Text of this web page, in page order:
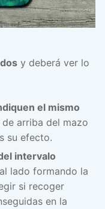
y deberá ver lo
el mismo
arriba del mazo
su efecto.
intervalo
lado formando la
si recoger
en la